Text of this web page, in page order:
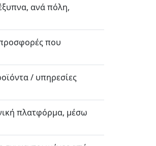
ανά πόλη,
που
/ υπηρεσίες
πλατφόρμα, μέσω